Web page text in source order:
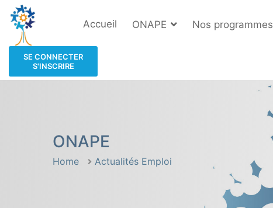
Accueil ONAPE Nos programmes
SE CONNECTER
S'INSCRIRE
ONAPE
Home Actualités Emploi